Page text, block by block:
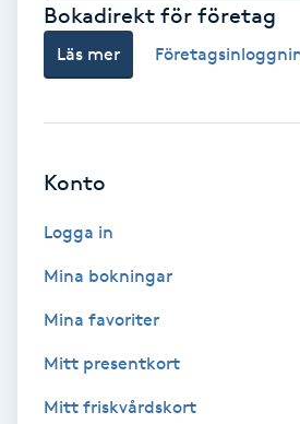
Keratinbehandling
Kinesiologi
Klippning
Bokadirekt för företag
Läs mer
Konto
Logga in
Mina bokningar
Mina favoriter
Mitt presentkort
Mitt friskvårdskort